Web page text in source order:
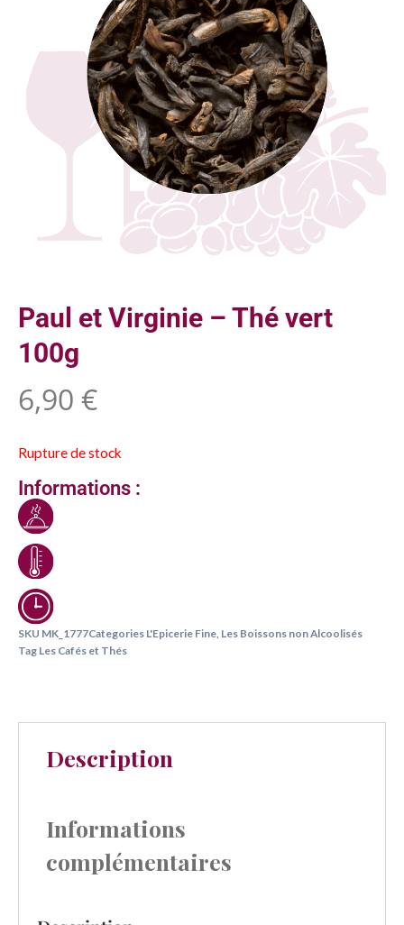
Paul et Virginie – Thé vert
100g
6,90 €
Rupture de stock
Informations :
SKU MK_1777Categories L'Epicerie Fine Les Boissons non Alcoolisés
Tag Les Cafés et Thés
Description
Informations
complémentaires